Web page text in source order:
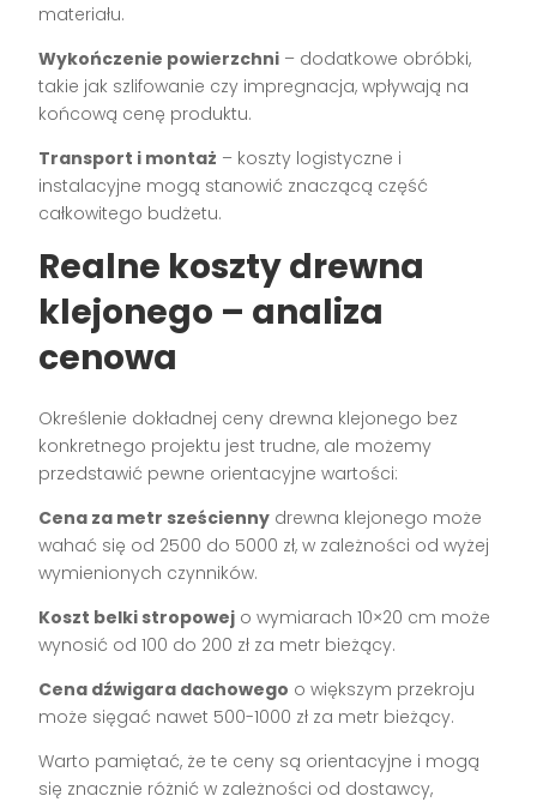
materiału.
Wykończenie powierzchni – dodatkowe obróbki,
takie jak szlifowanie czy impregnacja, wpływają na
końcową cenę produktu.
Transport i montaż – koszty logistyczne i
instalacyjne mogą stanowić znaczącą część
całkowitego budżetu.
Realne koszty drewna
klejonego – analiza
cenowa
Określenie dokładnej ceny drewna klejonego bez
konkretnego projektu jest trudne, ale możemy
przedstawić pewne orientacyjne wartości:
Cena za metr sześcienny drewna klejonego może
wahać się od 2500 do 5000 zł, w zależności od wyżej
wymienionych czynników.
Koszt belki stropowej o wymiarach 10×20 cm może
wynosić od 100 do 200 zł za metr bieżący.
Cena dźwigara dachowego o większym przekroju
może sięgać nawet 500-1000 zł za metr bieżący.
Warto pamiętać, że te ceny są orientacyjne i mogą
się znacznie różnić w zależności od dostawcy,